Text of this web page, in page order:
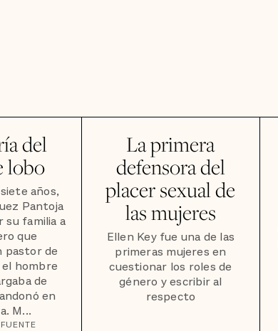
del
lobo
años,
Pantoja
su familia a
que
pastor de
el hombre
de
en
M...
La primera
defensora del
placer sexual de
las mujeres
Ellen Key fue una de las
primeras mujeres en
cuestionar los roles de
género y escribir al
respecto